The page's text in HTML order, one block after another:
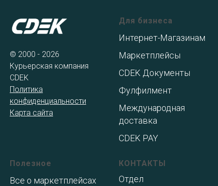
© 2000 - 2026
Курьерская компания
CDEK
Политика
конфиденциальности
Карта сайта
Для бизнеса
Интернет-Магазинам
Маркетплейсы
CDEK Документы
Фулфилмент
Международная
доставка
CDEK PAY
Полезное
Все о маркетплейсах
КОНТАКТЫ
Отдел